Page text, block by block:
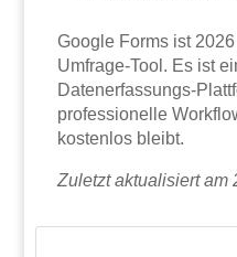
Google Forms ist
Umfrage-Tool. Es ist
Datenerfassungs-
professionelle
kostenlos bleibt.
Zuletzt aktualisiert am